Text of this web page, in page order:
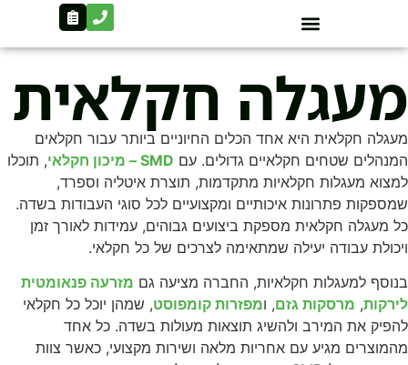
מעגלה חקלאית
מעגלה חקלאית היא אחד הכלים החיוניים ביותר עבור חקלאים
המנהלים שטחים חקלאיים גדולים. עם SMD – מיכון חקלאי
, תוכלו
למצוא מעגלות חקלאיות מתקדמות, תוצרת איטליה וספרד,
שמספקות פתרונות איכותיים ומקצועיים לכל סוגי העבודות בשדה.
כל מעגלה חקלאית מספקת ביצועים גבוהים, עמידות לאורך זמן
ויכולת עבודה יעילה שמתאימה לצרכים של כל חקלאי.
בנוסף למעגלות חקלאיות, החברה מציעה גם מזרעה פנאומטית
לירקות, מרסקות גזם, ומפזרות קומפוסט, שמהן יוכל כל חקלאי
להפיק את המירב ולהשיג תוצאות מעולות בשדה. כל אחד
מהמוצרים מגיע עם אחריות מלאה ושירות מקצועי, כאשר צוות